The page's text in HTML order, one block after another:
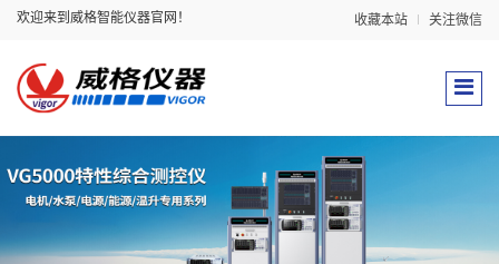
欢迎来到威格智能仪器官网！ 收藏本站 关注微信